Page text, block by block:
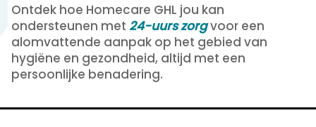
Ontdek hoe Homecare GHL jou kan
ondersteunen met 24-uurs zorgvoor een
alomvattende aanpak op het gebied van
hygiëne en gezondheid, altijd met een
persoonlijke benadering.